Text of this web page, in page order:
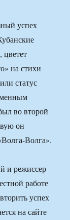
успех
на стихи
статус
во второй
он
Волга».
и режиссер
работе
успех
на сайте